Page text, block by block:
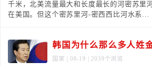
千米，北美流量最大和长度最长的河密苏里
在美国。但这个密苏里河-密西西比河水系...
韩国为什么那么多人姓
国家 | 08-19 | 2039个浏览